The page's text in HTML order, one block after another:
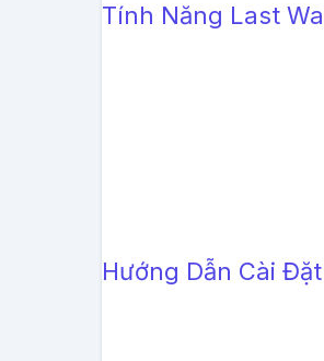
Tính Năng Last
Hướng Dẫn Cài